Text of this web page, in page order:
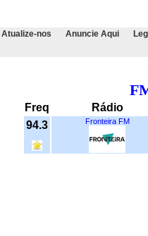
Atualize-nos Anuncie Aqui
Freq
Rádio
94.3
Fronteira FM